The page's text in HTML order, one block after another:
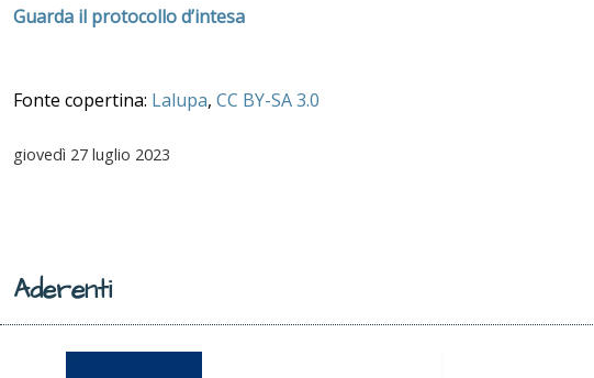
Guarda il protocollo d’intesa
Fonte copertina: Lalupa, CC BY-SA 3.0
giovedì 27 luglio 2023
Aderenti